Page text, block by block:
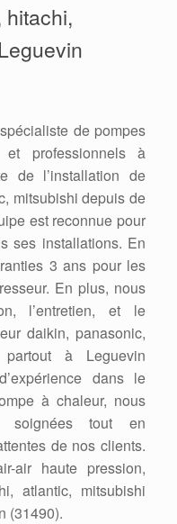
de pompes
professionnels à
de l’installation de
mitsubishi depuis de
est reconnue pour
ses installations. En
3 ans pour les
En plus, nous
l’entretien, et le
daikin, panasonic,
à Leguevin
dans le
à chaleur, nous
soignées tout en
de nos clients.
air haute pression,
atlantic, mitsubishi
(31490).